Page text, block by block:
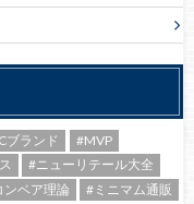
ブランド
#MVP
#ニューリテール大全
ベア理論
#ミニマム通販